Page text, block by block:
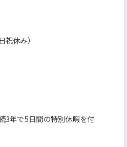
休み）
3年で5日間の特別休暇を付